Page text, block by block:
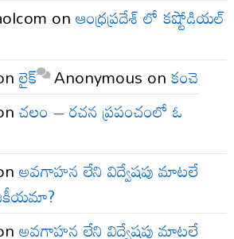
onఆంధ్రప్రదేశ్ లో కష్టోడియల్
లైక్ Anonymous onకంచె
చలం – రచన ప్రపంచంలో ఓ
అవగాహన లేని విద్వేషపు మాటలే
అవగాహన లేని విద్వేషపు మాటలే